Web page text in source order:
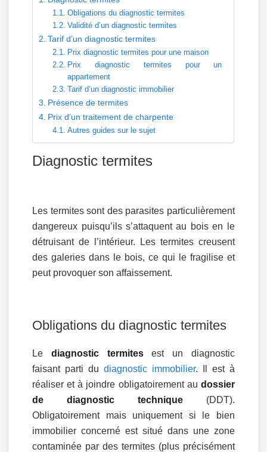
Obligations du diagnostic termites
Validité d’un diagnostic termites
Tarif d’un diagnostic termites
Prix diagnostic termites pour une maison
Prix diagnostic termites pour un
appartement
Tarif d’un diagnostic immobilier
Présence de termites
Prix d’un traitement de charpente
Autres guides sur le sujet
Diagnostic termites
Les termites sont des parasites particulièrement
dangereux puisqu’ils s’attaquent au bois en le
détruisant de l’intérieur. Les termites creusent
des galeries dans le bois, ce qui le fragilise et
peut provoquer son affaissement.
Obligations du diagnostic termites
Lediagnostic termitesest un diagnostic
faisant parti dudiagnostic immobilier. Il est à
réaliser et à joindre obligatoirement au dossier
de diagnostic technique (DDT).
Obligatoirement mais
uniquement si le bien
immobilier concerné est situé dans une zone
contaminée par des termites (plus précisément